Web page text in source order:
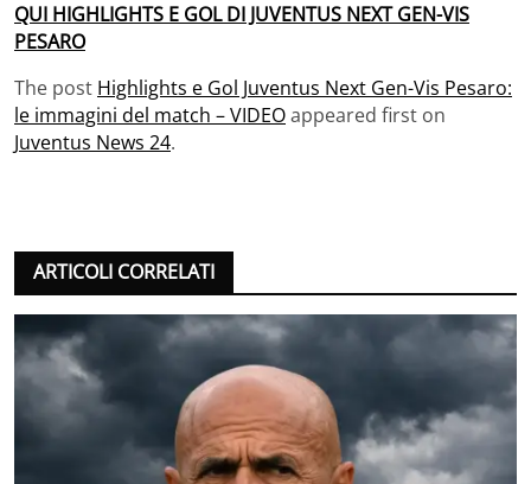
QUI HIGHLIGHTS E GOL DI JUVENTUS NEXT GEN-VIS
PESARO
The post Highlights e Gol Juventus Next Gen-Vis Pesaro:
le immagini del match – VIDEOappeared first on
Juventus News 24.
ARTICOLI CORRELATI